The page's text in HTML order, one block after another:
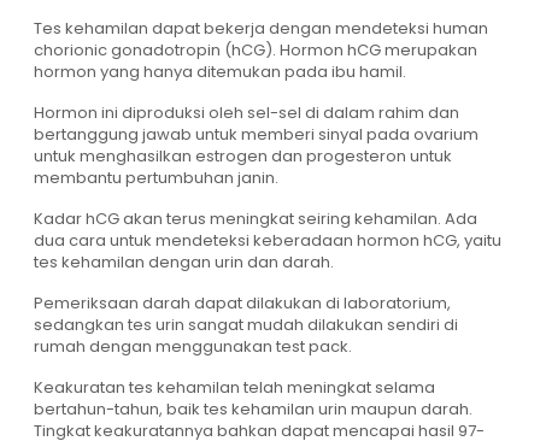
Tes kehamilan dapat bekerja dengan mendeteksi human
chorionic gonadotropin (hCG). Hormon hCG merupakan
hormon yang hanya ditemukan pada ibu hamil.
Hormon ini diproduksi oleh sel-sel di dalam rahim dan
bertanggung jawab untuk memberi sinyal pada ovarium
untuk menghasilkan estrogen dan progesteron untuk
membantu pertumbuhan janin.
Kadar hCG akan terus meningkat seiring kehamilan. Ada
dua cara untuk mendeteksi keberadaan hormon hCG, yaitu
tes kehamilan dengan urin dan darah.
Pemeriksaan darah dapat dilakukan di laboratorium,
sedangkan tes urin sangat mudah dilakukan sendiri di
rumah dengan menggunakan test pack.
Keakuratan tes kehamilan telah meningkat selama
bertahun-tahun, baik tes kehamilan urin maupun darah.
Tingkat keakuratannya bahkan dapat mencapai hasil 97-